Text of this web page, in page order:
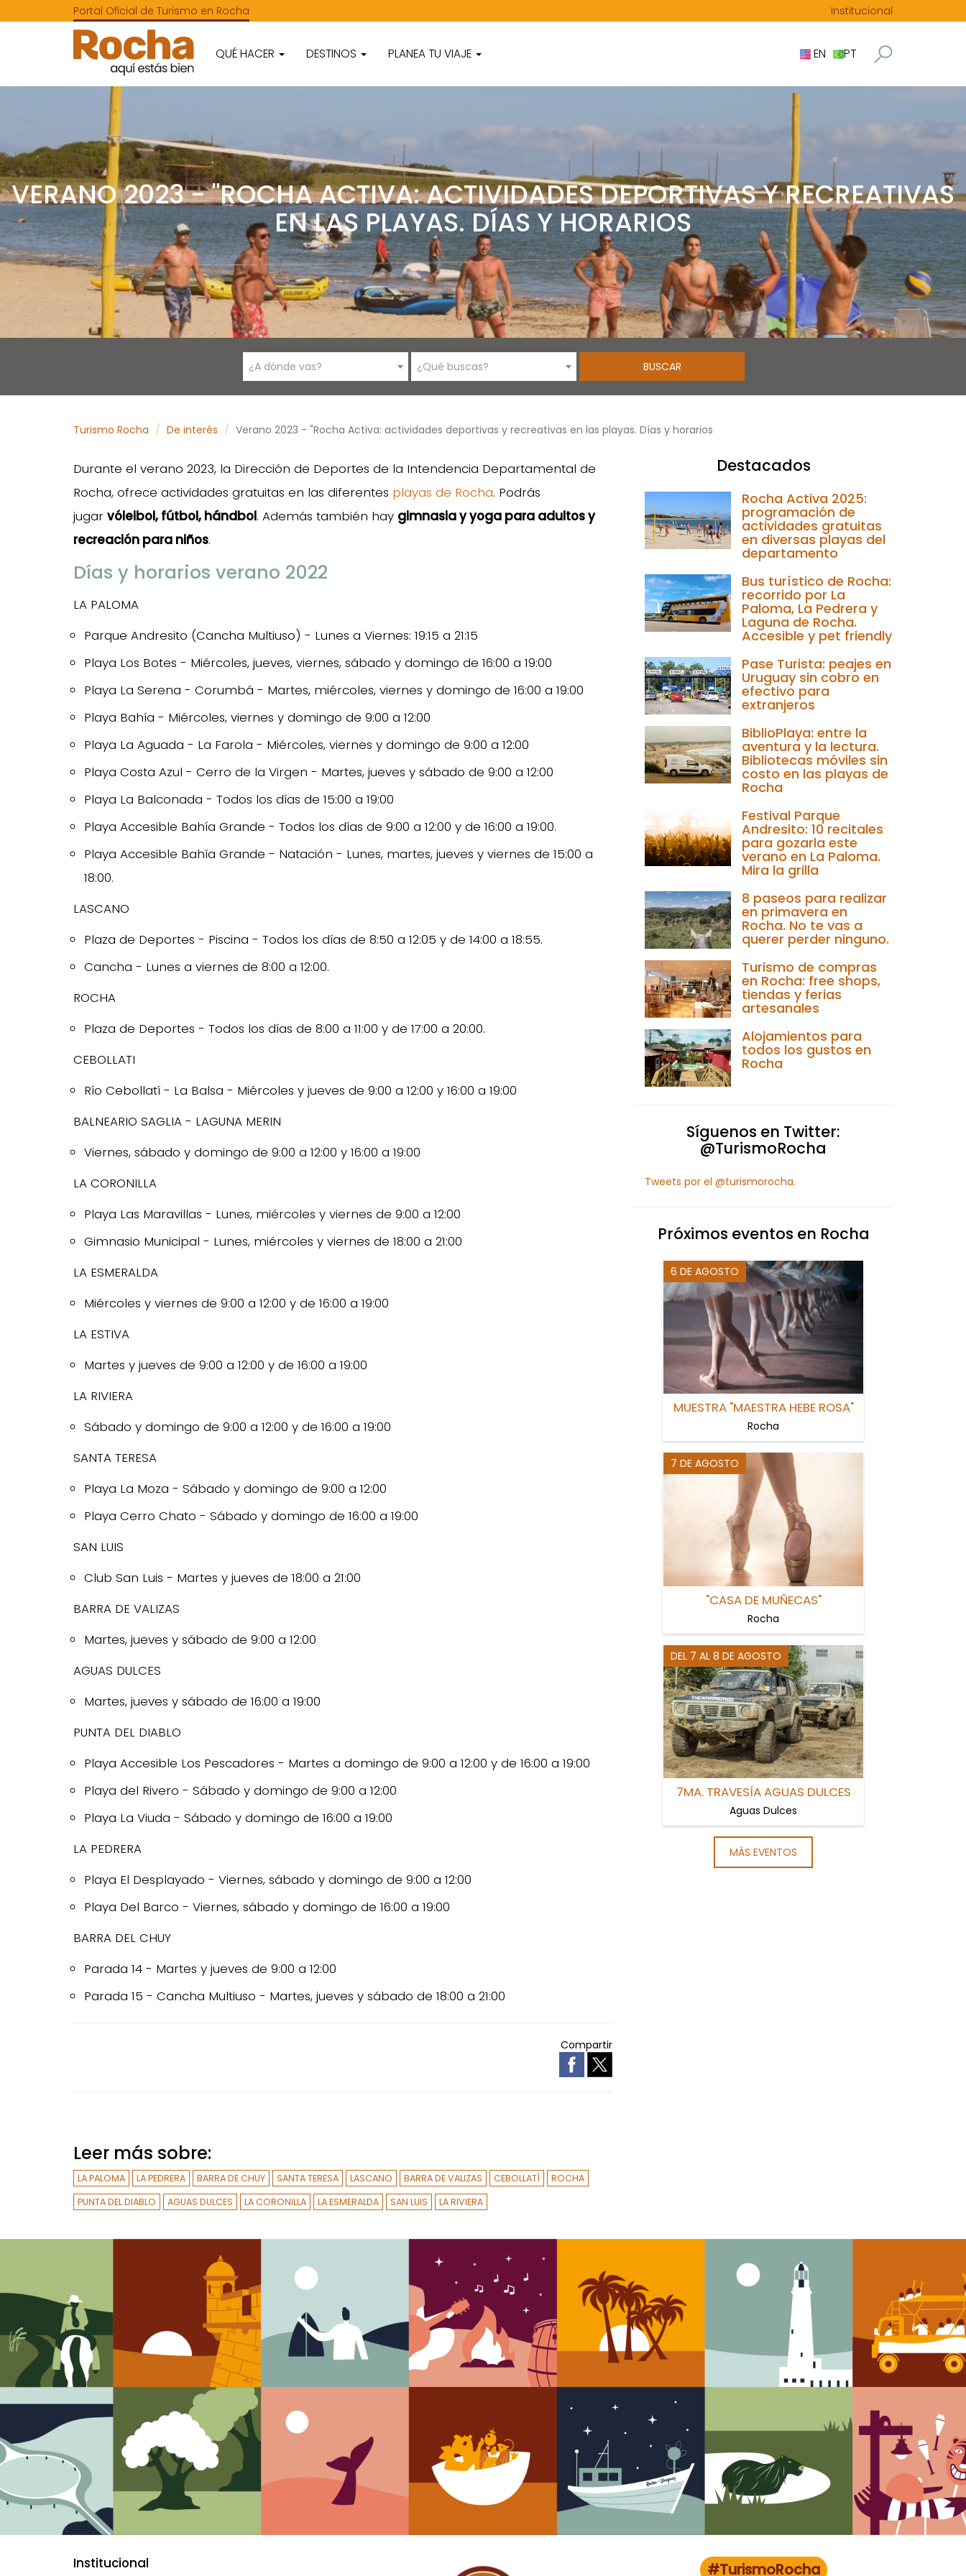
Portal Oficial de Turismo en Rocha Institucional
QUÉ HACER DESTINOS PLANEA TU VIAJE EN PT
VERANO 2023 - "ROCHA ACTIVA: ACTIVIDADES DEPORTIVAS Y RECREATIVAS
EN LAS PLAYAS. DÍAS Y HORARIOS
¿A dónde vas? ¿Qué buscas?
Turismo Rocha De interés Verano 2023 - "Rocha Activa: actividades deportivas y recreativas en las playas. Días y horarios
Durante el verano 2023, la Dirección de Deportes de la Intendencia Departamental de
Rocha, ofrece actividades gratuitas en las diferentes playas de Rocha. Podrás
jugar vóleibol, fútbol, hándbol. Además también hay gimnasia y yoga para adultos y
recreación para niños.
Días y horarios verano 2022
LA PALOMA
Parque Andresito (Cancha Multiuso) - Lunes a Viernes: 19:15 a 21:15
Playa Los Botes - Miércoles, jueves, viernes, sábado y domingo de 16:00 a 19:00
Playa La Serena - Corumbá - Martes, miércoles, viernes y domingo de 16:00 a 19:00
Playa Bahía - Miércoles, viernes y domingo de 9:00 a 12:00
Playa La Aguada - La Farola - Miércoles, viernes y domingo de 9:00 a 12:00
Playa Costa Azul - Cerro de la Virgen - Martes, jueves y sábado de 9:00 a 12:00
Playa La Balconada - Todos los días de 15:00 a 19:00
Playa Accesible Bahía Grande - Todos los días de 9:00 a 12:00 y de 16:00 a 19:00.
Playa Accesible Bahía Grande - Natación - Lunes, martes, jueves y viernes de 15:00 a
18:00.
LASCANO
Plaza de Deportes - Piscina - Todos los días de 8:50 a 12:05 y de 14:00 a 18:55.
Cancha - Lunes a viernes de 8:00 a 12:00.
ROCHA
Plaza de Deportes - Todos los días de 8:00 a 11:00 y de 17:00 a 20:00.
CEBOLLATI
Río Cebollatí - La Balsa - Miércoles y jueves de 9:00 a 12:00 y 16:00 a 19:00
BALNEARIO SAGLIA - LAGUNA MERIN
Viernes, sábado y domingo de 9:00 a 12:00 y 16:00 a 19:00
LA CORONILLA
Playa Las Maravillas - Lunes, miércoles y viernes de 9:00 a 12:00
Gimnasio Municipal - Lunes, miércoles y viernes de 18:00 a 21:00
LA ESMERALDA
Miércoles y viernes de 9:00 a 12:00 y de 16:00 a 19:00
LA ESTIVA
Martes y jueves de 9:00 a 12:00 y de 16:00 a 19:00
LA RIVIERA
Sábado y domingo de 9:00 a 12:00 y de 16:00 a 19:00
SANTA TERESA
Playa La Moza - Sábado y domingo de 9:00 a 12:00
Playa Cerro Chato - Sábado y domingo de 16:00 a 19:00
SAN LUIS
Club San Luis - Martes y jueves de 18:00 a 21:00
BARRA DE VALIZAS
Martes, jueves y sábado de 9:00 a 12:00
AGUAS DULCES
Martes, jueves y sábado de 16:00 a 19:00
PUNTA DEL DIABLO
Playa Accesible Los Pescadores - Martes a domingo de 9:00 a 12:00 y de 16:00 a 19:00
Playa del Rivero - Sábado y domingo de 9:00 a 12:00
Playa La Viuda - Sábado y domingo de 16:00 a 19:00
LA PEDRERA
Playa El Desplayado - Viernes, sábado y domingo de 9:00 a 12:00
Playa Del Barco - Viernes, sábado y domingo de 16:00 a 19:00
BARRA DEL CHUY
Parada 14 - Martes y jueves de 9:00 a 12:00
Parada 15 - Cancha Multiuso - Martes, jueves y sábado de 18:00 a 21:00
Compartir
Leer más sobre:
LA PALOMA LA PEDRERA BARRA DE CHUY SANTA TERESA LASCANO BARRA DE VALIZAS CEBOLLATÍ
ROCHA
PUNTA DEL DIABLO
AGUAS DULCES LA CORONILLA LA ESMERALDA SAN LUIS LA RIVIERA
Destacados
Rocha Activa 2025:
programación de
actividades gratuitas
en diversas playas del
departamento
Bus turístico de Rocha:
recorrido por La
Paloma, La Pedrera y
Laguna de Rocha.
Accesible y pet friendly
Pase Turista: peajes en
Uruguay sin cobro en
efectivo para
extranjeros
BiblioPlaya: entre la
aventura y la lectura.
Bibliotecas móviles sin
costo en las playas de
Rocha
Festival Parque
Andresito: 10 recitales
para gozarla este
verano en La Paloma.
Mira la grilla
8 paseos para realizar
en primavera en
Rocha. No te vas a
querer perder ninguno.
Turismo de compras
en Rocha: free shops,
tiendas y ferias
artesanales
Alojamientos para
todos los gustos en
Rocha
Síguenos en Twitter:
@TurismoRocha
Tweets por el @turismorocha.
Próximos eventos en Rocha
6 DE AGOSTO
MUESTRA "MAESTRA HEBE ROSA"
Rocha
7 DE AGOSTO
"CASA DE MUÑECAS"
Rocha
DEL 7 AL 8 DE AGOSTO
7MA. TRAVESÍA AGUAS DULCES
Aguas Dulces
MÁS EVENTOS
Institucional #TurismoRocha